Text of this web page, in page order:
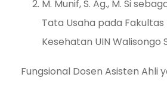
M. Munif, S. Ag., M. Si
Tata Usaha pada Fakultas
Kesehatan UIN Walisongo
Fungsional Dosen Asisten Ahli